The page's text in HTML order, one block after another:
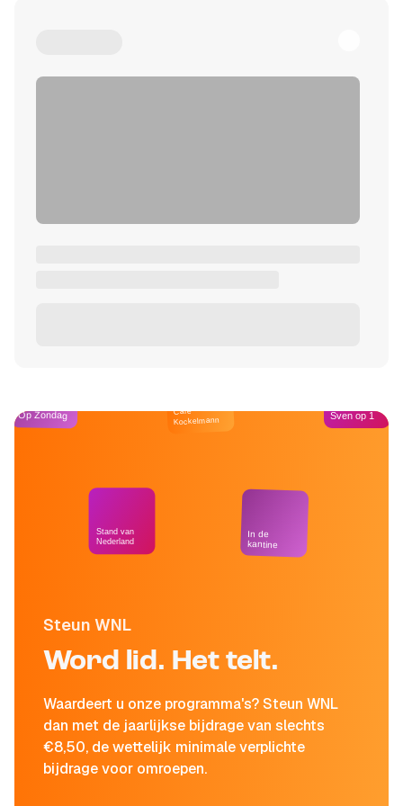
Steun WNL
Word lid. Het telt.
Waardeert u onze programma's? Steun WNL
dan met de jaarlijkse bijdrage van slechts
€8,50, de wettelijk minimale verplichte
bijdrage voor omroepen.
Op Zondag
Stand van
Nederland
Café
Kockelmann
In de
kantine
Sven op 1